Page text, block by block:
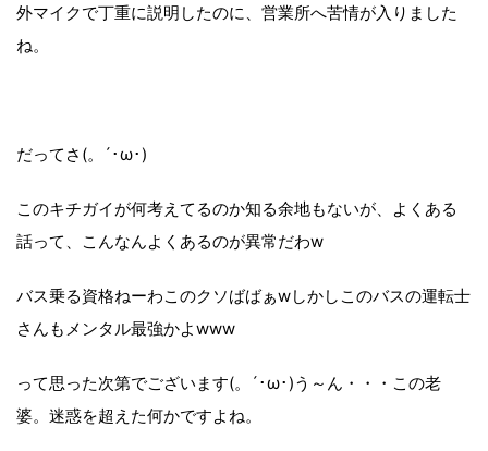
外マイクで丁重に説明したのに、営業所へ苦情が入りました
ね。
だってさ(。´･ω･)
このキチガイが何考えてるのか知る余地もないが、よくある
話って、こんなんよくあるのが異常だわw
バス乗る資格ねーわこのクソばばぁwしかしこのバスの運転士
さんもメンタル最強かよwww
って思った次第でございます(。´･ω･)う～ん・・・この老
婆。迷惑を超えた何かですよね。